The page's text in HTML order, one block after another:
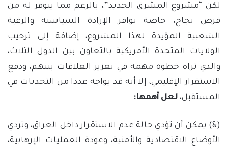
لكن “مشروع المشرق الجديد”، بالرغم مما يتوفر له من
فرص نجاح، خاصة توافر الإرادة السياسية والرغبة
الشعبية المؤيدة لهذا المشروع، إضافة إلى ترحيب
الولايات المتحدة الأمريكية بالتعاون بين الدول الثلاث،
والذي تراه خطوة مهمة في تعزيز العلاقات بينهم، ودفع
الاستقرار الإقليمي، إلا أنه قد يواجه عددا من التحديات في
المستقبل، لعل أهمها:
(&) يمكن أن تؤدي حالة عدم الاستقرار داخل العراق، وتردي
الأوضاع الاقتصادية والأمنية، وعودة العمليات الإرهابية،